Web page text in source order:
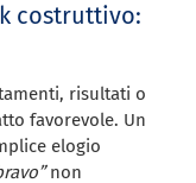
costruttivo:
risultati o
favorevole. Un
elogio
non